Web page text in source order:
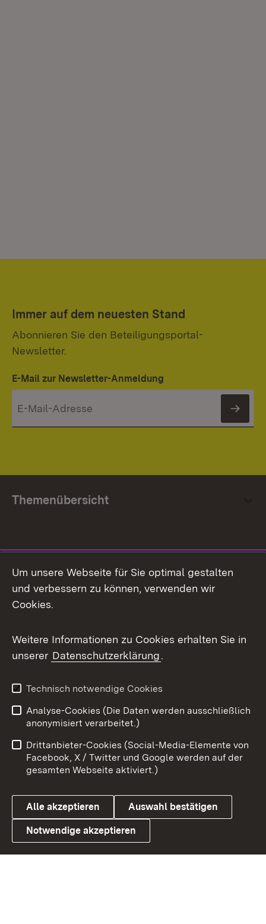
Immer auf dem neuesten Stand
Abonnieren Sie den Beteiligungsportal-
Newsletter.
E-Mail zur Newsletter-Anmeldung
Themenübersicht
Facebook
X / Twitter
Youtube
Link zum Landesportal
Impressum
Kontakt
Barrierefreiheit
Datenschutz
Cookies
Um unsere Webseite für Sie optimal gestalten
und verbessern zu können, verwenden wir
Cookies.
Weitere Informationen zu Cookies erhalten Sie in
unserer Datenschutzerklärung.
Technisch notwendige Cookies
Analyse-Cookies (Die Daten werden ausschließlich
anonymisiert verarbeitet.)
Drittanbieter-Cookies (Social-Media-Elemente von
Facebook, X / Twitter und Google werden auf der
gesamten Webseite aktiviert.)
Alle akzeptieren Auswahl bestätigen
Notwendige akzeptieren